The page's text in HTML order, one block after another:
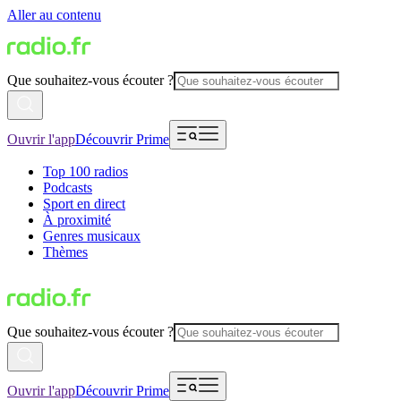
Aller au contenu
Que souhaitez-vous écouter ?
Ouvrir l'appDécouvrir Prime
Top 100 radios
Podcasts
Sport en direct
À proximité
Genres musicaux
Thèmes
Que souhaitez-vous écouter ?
Ouvrir l'appDécouvrir Prime